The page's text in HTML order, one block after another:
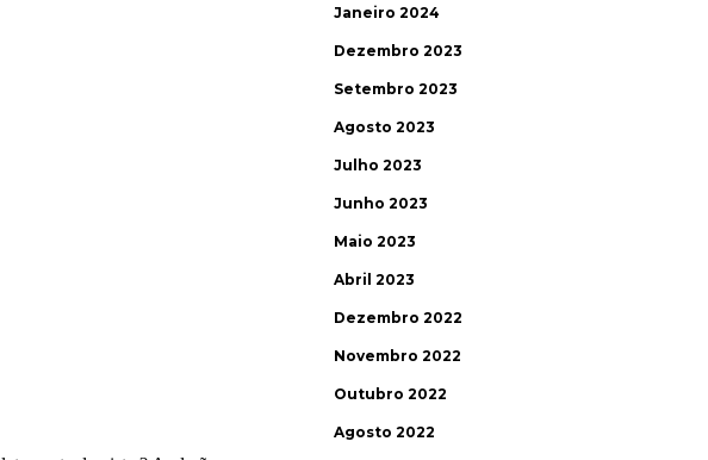
Janeiro 2024
Dezembro 2023
Setembro 2023
Agosto 2023
Julho 2023
Junho 2023
Maio 2023
Abril 2023
Dezembro 2022
Novembro 2022
Outubro 2022
Agosto 2022